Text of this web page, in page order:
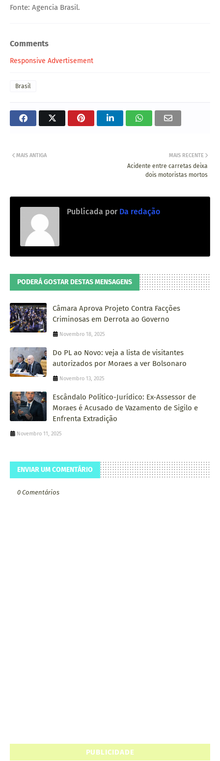
Fonte: Agencia Brasil.
Comments
Responsive Advertisement
Brasil
MAIS RECENTE
Acidente entre carretas deixa
dois motoristas mortos
MAIS ANTIGA
Publicada por Da redação
PODERÁ GOSTAR DESTAS MENSAGENS
Câmara Aprova Projeto Contra Facções
Criminosas em Derrota ao Governo
Novembro 18, 2025
Do PL ao Novo: veja a lista de visitantes
autorizados por Moraes a ver Bolsonaro
Novembro 13, 2025
Escândalo Político-Jurídico: Ex-Assessor de
Moraes é Acusado de Vazamento de Sigilo e
Enfrenta Extradição
Novembro 11, 2025
ENVIAR UM COMENTÁRIO
0 Comentários
PUBLICIDADE